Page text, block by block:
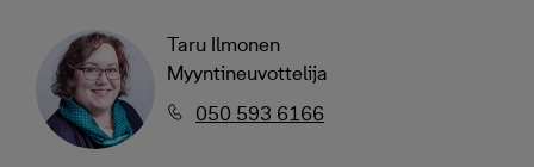
Taru Ilmonen
Myyntineuvottelija
050 593 6166